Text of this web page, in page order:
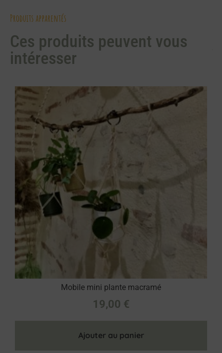
Produits apparentés
Ces produits peuvent vous
intéresser
Mobile mini plante macramé
19,00 €
Ajouter au panier